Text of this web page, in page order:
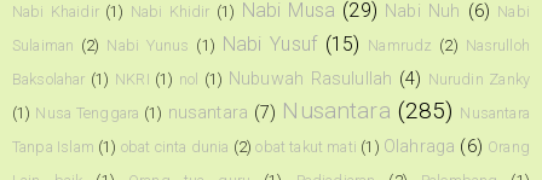
Nabi Khaidir (1) Nabi Khidir (1) Nabi Musa (29) Nabi Nuh (6) Nabi
Sulaiman (2) Nabi Yunus (1) Nabi Yusuf (15) Namrudz (2) Nasrulloh
Baksolahar (1) NKRI (1) nol (1) Nubuwah Rasulullah (4) Nurudin Zanky
(1) Nusa Tenggara (1) nusantara (7) Nusantara (285) Nusantara
Tanpa Islam (1) obat cinta dunia (2) obat takut mati (1) Olahraga (6) Orang